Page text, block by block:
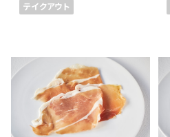
テイクアウト